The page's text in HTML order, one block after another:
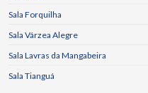
Sala Forquilha
Sala Várzea Alegre
Sala Lavras da Mangabeira
Sala Tianguá